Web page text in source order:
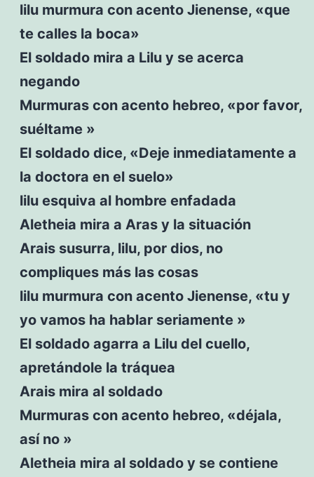
lilu murmura con acento Jienense, «que
te calles la boca»
El soldado mira a Lilu y se acerca
negando
Murmuras con acento hebreo, «por favor,
suéltame »
El soldado dice, «Deje inmediatamente a
la doctora en el suelo»
lilu esquiva al hombre enfadada
Aletheia mira a Aras y la situación
Arais susurra, lilu, por dios, no
compliques más las cosas
lilu murmura con acento Jienense, «tu y
yo vamos ha hablar seriamente »
El soldado agarra a Lilu del cuello,
apretándole la tráquea
Arais mira al soldado
Murmuras con acento hebreo, «déjala,
así no »
Aletheia mira al soldado y se contiene